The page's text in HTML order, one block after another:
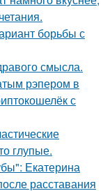
борьбы с
смысла.
рэпером в
с
глупые.
Екатерина
расставания